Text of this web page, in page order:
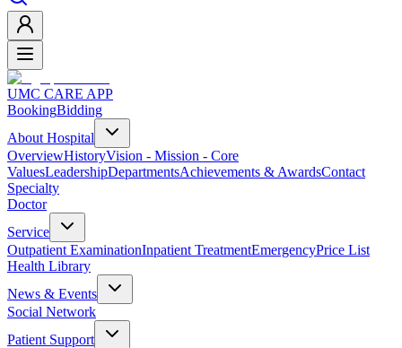
UMC CARE APP
BookingBidding
About Hospital
OverviewHistoryVision - Mission - Core
ValuesLeadershipDepartmentsAchievements & AwardsContact
Specialty
Doctor
Service
Outpatient ExaminationInpatient TreatmentEmergencyPrice List
Health Library
News & Events
Social Network
Patient Support